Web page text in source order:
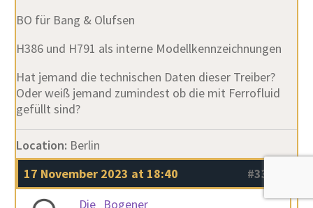
BO für Bang & Olufsen
H386 und H791 als interne Modellkennzeichnungen
Hat jemand die technischen Daten dieser Treiber?
Oder weiß jemand zumindest ob die mit Ferrofluid
gefüllt sind?
Location: Berlin
17 November 2023 at 18:40
#33984
Die_Bogener